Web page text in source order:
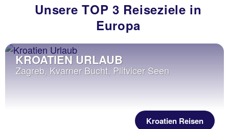
Unsere TOP 3 Reiseziele in
Europa
KROATIEN URLAUB
Zagreb, Kvarner Bucht, Plitvicer Seen
Kroatien Reisen